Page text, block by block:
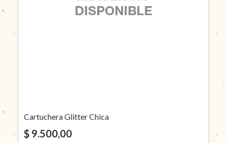
Cartuchera Glitter Chica
$ 9.500,00